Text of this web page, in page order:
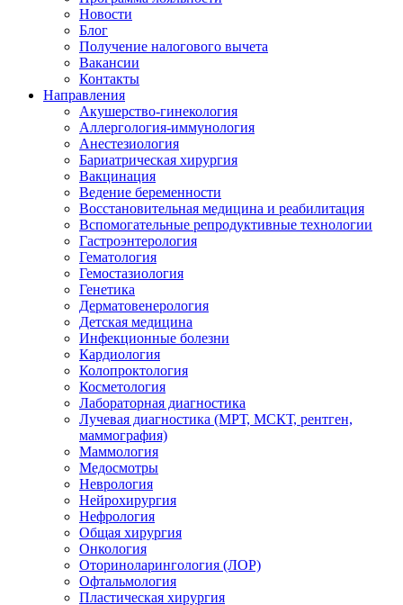
Новости
Блог
Получение налогового вычета
Вакансии
Контакты
Направления
Акушерство-гинекология
Аллергология-иммунология
Анестезиология
Бариатрическая хирургия
Вакцинация
Ведение беременности
Восстановительная медицина и реабилитация
Вспомогательные репродуктивные технологии
Гастроэнтерология
Гематология
Гемостазиология
Генетика
Дерматовенерология
Детская медицина
Инфекционные болезни
Кардиология
Колопроктология
Косметология
Лабораторная диагностика
Лучевая диагностика (МРТ, МСКТ, рентген,
маммография)
Маммология
Медосмотры
Неврология
Нейрохирургия
Нефрология
Общая хирургия
Онкология
Оториноларингология (ЛОР)
Офтальмология
Пластическая хирургия